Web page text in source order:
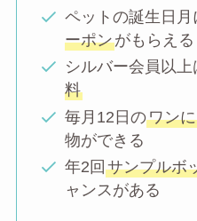
ペットの誕生日月
ーポンがもらえる
シルバー会員以上
料
毎月12日のワン
物ができる
年2回 サンプルボ
ャンスがある